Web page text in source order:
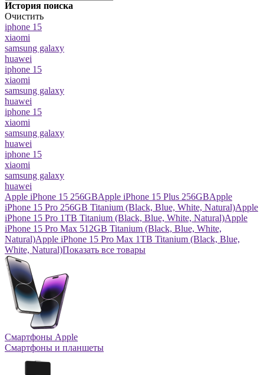
История поиска
Очистить
iphone 15
xiaomi
samsung galaxy
huawei
iphone 15
xiaomi
samsung galaxy
huawei
iphone 15
xiaomi
samsung galaxy
huawei
iphone 15
xiaomi
samsung galaxy
huawei
Apple iPhone 15 256GBApple iPhone 15 Plus 256GBApple
iPhone 15 Pro 256GB Titanium (Black, Blue, White, Natural)Apple
iPhone 15 Pro 1TB Titanium (Black, Blue, White, Natural)Apple
iPhone 15 Pro Max 512GB Titanium (Black, Blue, White,
Natural)Apple iPhone 15 Pro Max 1TB Titanium (Black, Blue,
White, Natural)Показать все товары
Смартфоны Apple
Смартфоны и планшеты